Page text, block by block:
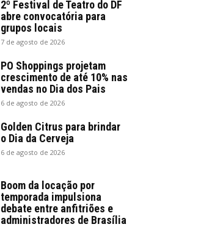
2º Festival de Teatro do DF
abre convocatória para
grupos locais
7 de agosto de 2026
PO Shoppings projetam
crescimento de até 10% nas
vendas no Dia dos Pais
6 de agosto de 2026
Golden Citrus para brindar
o Dia da Cerveja
6 de agosto de 2026
Boom da locação por
temporada impulsiona
debate entre anfitriões e
administradores de Brasília